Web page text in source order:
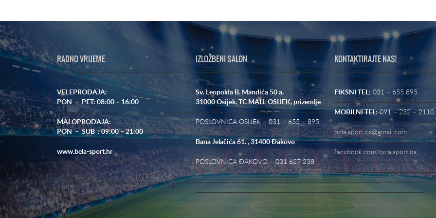
RADNO VRIJEME
VELEPRODAJA:
PON – PET: 08:00 – 16:00
MALOPRODAJA:
PON – SUB : 09:00 – 21:00
www.bela-sport.hr
IZLOŽBENI SALON
Sv. Leopolda B. Mandića 50 a,
31000 Osijek, TC MALL OSIJEK, prizemlje
POSLOVNICA OSIJEK – 031 – 655 – 895
Bana Jelačića 61. , 31400 Đakovo
POSLOVNICA ĐAKOVO – 031 627 238
KONTAKTIRAJTE NAS!
FIKSNI TEL: 031 – 655 895
MOBILNI TEL:091 – 232 – 2110
bela.sport.os@gmail.com
facebook.com/bela.sport.os